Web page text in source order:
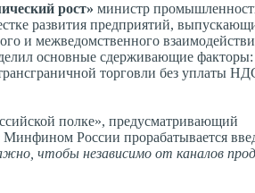
рост» министр
развития предприятий,
и межведомственного
основные сдерживающие факторы:
торговли без уплаты
полке», предусматривающий
Минфином России прорабатывается
чтобы независимо от каналов